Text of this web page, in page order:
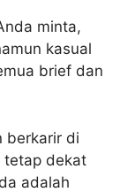
minta,
kasual
brief dan
berkarir di
tetap dekat
adalah